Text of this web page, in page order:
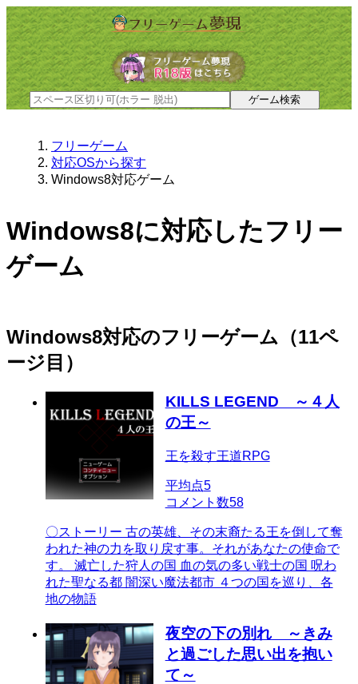
フリーゲーム
対応OSから探す
Windows8対応ゲーム
Windows8に対応したフリー
ゲーム
Windows8対応のフリーゲーム（11ペ
ージ目）
KILLS LEGEND ～４人
の王～
王を殺す王道RPG
平均点5
コメント数58
〇ストーリー 古の英雄、その末裔たる王を倒して奪
われた神の力を取り戻す事。それがあなたの使命で
す。 滅亡した狩人の国 血の気の多い戦士の国 呪わ
れた聖なる都 闇深い魔法都市 ４つの国を巡り、各
地の物語
夜空の下の別れ ～きみ
と過ごした思い出を抱い
て～